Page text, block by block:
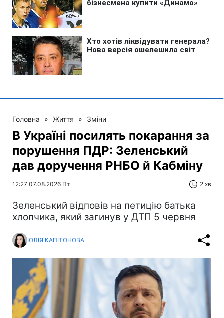
Головна » Життя » Зміни
В Україні посилять покарання за
порушення ПДР: Зеленський
дав доручення РНБО й Кабміну
12:27 07.08.2026 Пт 2 хв
Зеленський відповів на петицію батька
хлопчика, який загинув у ДТП 5 червня
ЮЛІЯ КАПІТОНОВА